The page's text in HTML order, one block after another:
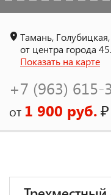
Тамань,
от центра города
Показать на карте
+7 (963) 615-
от 1 900 руб.₽